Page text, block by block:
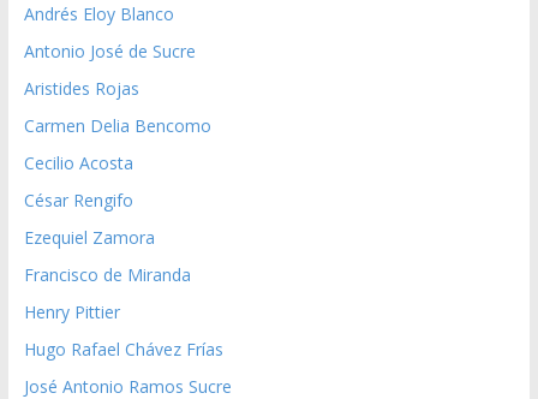
Andrés Eloy Blanco
Antonio José de Sucre
Aristides Rojas
Carmen Delia Bencomo
Cecilio Acosta
César Rengifo
Ezequiel Zamora
Francisco de Miranda
Henry Pittier
Hugo Rafael Chávez Frías
José Antonio Ramos Sucre